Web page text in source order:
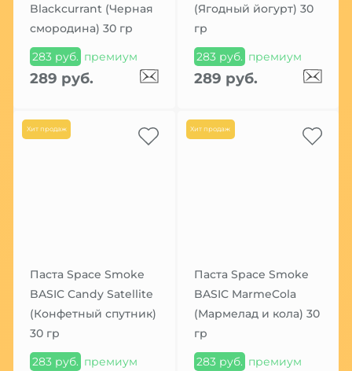
Blackcurrant (Черная
смородина) 30 гр
283 руб. премиум
289 руб.
(Ягодный йогурт) 30
гр
283 руб. премиум
289 руб.
Хит продаж
Паста Space Smoke
BASIC Candy Satellite
(Конфетный спутник)
30 гр
283 руб. премиум
Хит продаж
Паста Space Smoke
BASIC MarmeCola
(Мармелад и кола) 30
гр
283 руб. премиум